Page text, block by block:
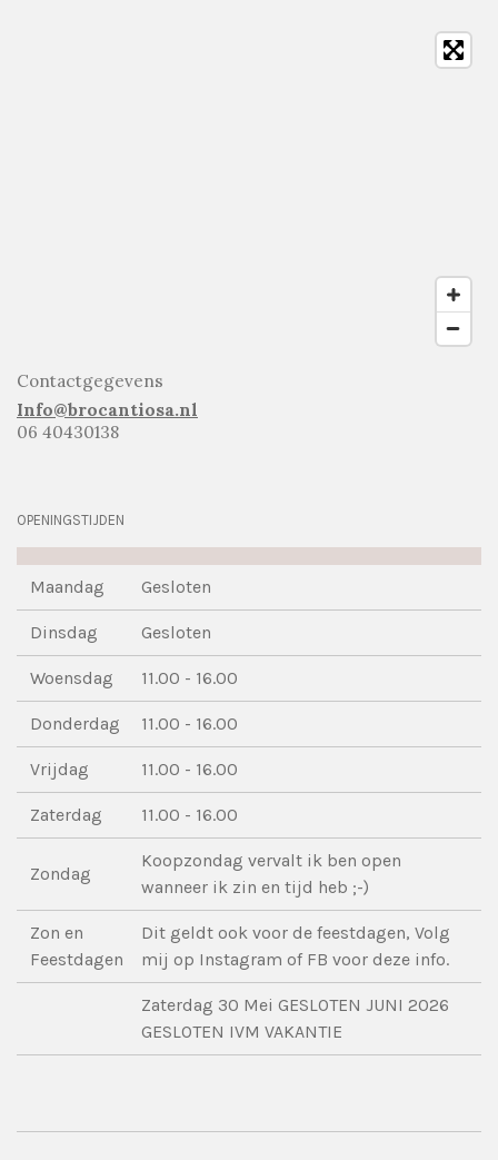
Contactgegevens
Info@brocantiosa.nl
06 40430138
OPENINGSTIJDEN
Maandag Gesloten
Dinsdag Gesloten
Woensdag 11.00 - 16.00
Donderdag 11.00 - 16.00
Vrijdag 11.00 - 16.00
Zaterdag 11.00 - 16.00
Zondag
Koopzondag vervalt ik ben open
wanneer ik zin en tijd heb ;-)
Zon en
Feestdagen
Dit geldt ook voor de feestdagen, Volg
mij op Instagram of FB voor deze info.
Zaterdag 30 Mei GESLOTEN JUNI 2026
GESLOTEN IVM VAKANTIE